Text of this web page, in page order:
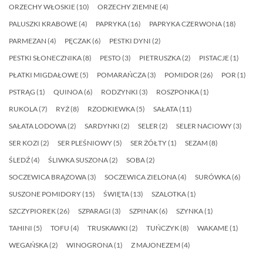
ORZECHY WŁOSKIE(10) ORZECHY ZIEMNE(4)
PALUSZKI KRABOWE(4) PAPRYKA(16) PAPRYKA CZERWONA(18)
PARMEZAN (4) PĘCZAK(6) PESTKI DYNI (2)
PESTKI SŁONECZNIKA(8) PESTO (3) PIETRUSZKA(2) PISTACJE(1)
PŁATKI MIGDAŁOWE(5) POMARAŃCZA(3) POMIDOR(26) POR(1)
PSTRĄG (1) QUINOA(6) RODZYNKI (3) ROSZPONKA(1)
RUKOLA(7) RYŻ(8) RZODKIEWKA(5) SAŁATA(11)
SAŁATA LODOWA(2) SARDYNKI (2) SELER(2) SELER NACIOWY(3)
SER KOZI (2) SER PLEŚNIOWY(5) SER ŻÓŁTY(1) SEZAM (8)
ŚLEDŹ(4) ŚLIWKA SUSZONA(2) SOBA(2)
SOCZEWICA BRĄZOWA(3) SOCZEWICA ZIELONA(4) SURÓWKA(6)
SUSZONE POMIDORY(15) ŚWIĘTA(13) SZALOTKA(1)
SZCZYPIOREK(26) SZPARAGI (3) SZPINAK(6) SZYNKA(1)
TAHINI (5) TOFU (4) TRUSKAWKI (2) TUŃCZYK(8) WAKAME(1)
WEGAŃSKA(2) WINOGRONA(1) Z MAJONEZEM (4)